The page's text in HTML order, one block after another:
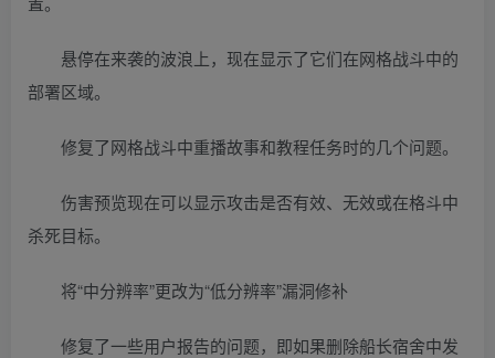
悬停在来袭的波浪上，现在显示了它们在网格战斗中的
部署区域。
修复了网格战斗中重播故事和教程任务时的几个问题。
伤害预览现在可以显示攻击是否有效、无效或在格斗中
杀死目标。
将“中分辨率”更改为“低分辨率”漏洞修补
修复了一些用户报告的问题，即如果删除船长宿舍中发